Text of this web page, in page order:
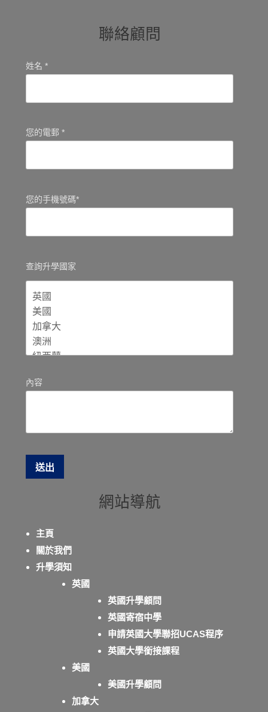
聯絡顧問
姓名 *
您的電郵 *
您的手機號碼*
查詢升學國家
內容
網站導航
主頁
關於我們
升學須知
英國
英國升學顧問
英國寄宿中學
申請英國大學聯招UCAS程序
英國大學銜接課程
美國
美國升學顧問
加拿大